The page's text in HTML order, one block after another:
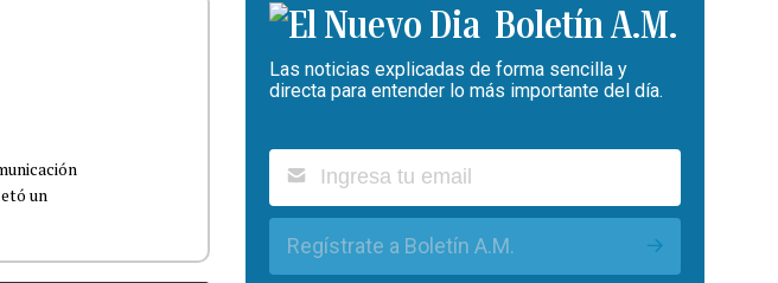
un
Boletín A.M.
Las noticias explicadas de forma sencilla y
directa para entender lo más importante del día.
Regístrate a Boletín A.M.